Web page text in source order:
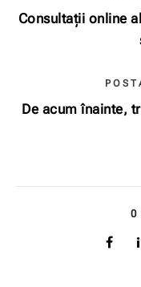
Consultații online
De acum înainte,
0